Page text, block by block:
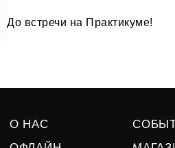
До встречи на Практикуме!